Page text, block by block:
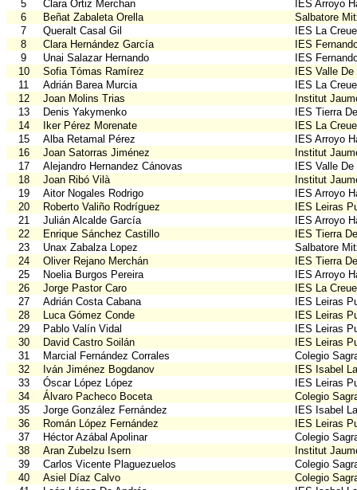
5
Clara Ortiz Merchan
IES Arroyo
6
Beñat Zabaleta Orella
Salbatore
7
Queralt Casal Gil
IES La
8
Clara Hernández García
IES
9
Unai Salazar Hernando
IES
10
Sofia Tómas Ramírez
IES Valle
11
Adrián Barea Murcia
IES La
12
Joan Molins Trias
Institut
13
Denis Yakymenko
IES Tierra
14
Iker Pérez Morenate
IES La
15
Alba Retamal Pérez
IES Arroyo
16
Joan Satorras Jiménez
Institut
17
Alejandro Hernandez Cánovas
IES Valle
18
Joan Ribó Vilà
Institut
19
Aitor Nogales Rodrigo
IES Arroyo
20
Roberto Valiño Rodríguez
IES Leiras
21
Julián Alcalde García
IES Arroyo
22
Enrique Sánchez Castillo
IES Tierra
23
Unax Zabalza Lopez
Salbatore
24
Oliver Rejano Merchán
IES Tierra
25
Noelia Burgos Pereira
IES Arroyo
26
Jorge Pastor Caro
IES La
27
Adrián Costa Cabana
IES Leiras
28
Luca Gómez Conde
IES Leiras
29
Pablo Valín Vidal
IES Leiras
30
David Castro Soilán
IES Leiras
31
Marcial Fernández Corrales
Colegio
32
Iván Jiménez Bogdanov
IES Isabel
33
Óscar López López
IES Leiras
34
Álvaro Pacheco Boceta
Colegio
35
Jorge González Fernández
IES Isabel
36
Román López Fernández
IES Leiras
37
Héctor Azábal Apolinar
Colegio
38
Aran Zubelzu Isern
Institut
39
Carlos Vicente Plaguezuelos
Colegio
40
Asiel Díaz Calvo
Colegio